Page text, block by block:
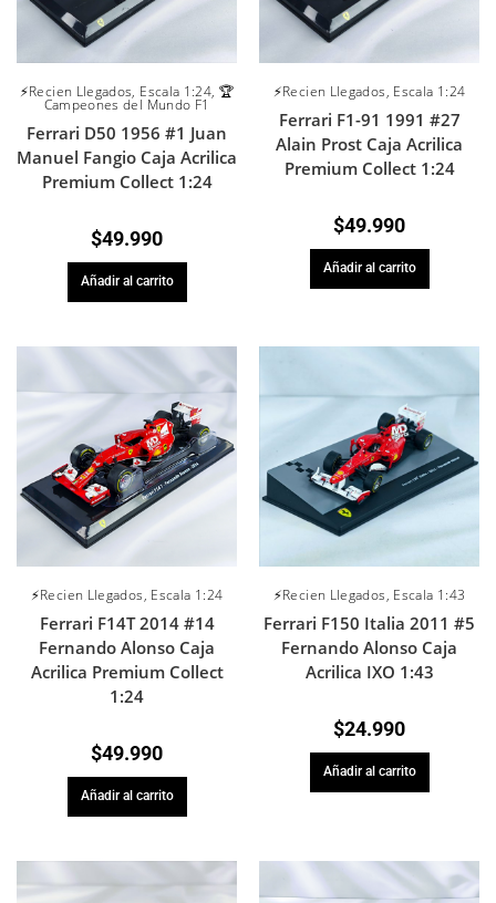
⚡Recien Llegados, Escala 1:24, 🏆
Campeones del Mundo F1
Ferrari D50 1956 #1 Juan
Manuel Fangio Caja Acrilica
Premium Collect 1:24
$49.990
Añadir al carrito
⚡Recien Llegados, Escala 1:24
Ferrari F1-91 1991 #27
Alain Prost Caja Acrilica
Premium Collect 1:24
$49.990
Añadir al carrito
⚡Recien Llegados, Escala 1:24
Ferrari F14T 2014 #14
Fernando Alonso Caja
Acrilica Premium Collect
1:24
$49.990
Añadir al carrito
⚡Recien Llegados, Escala 1:43
Ferrari F150 Italia 2011 #5
Fernando Alonso Caja
Acrilica IXO 1:43
$24.990
Añadir al carrito